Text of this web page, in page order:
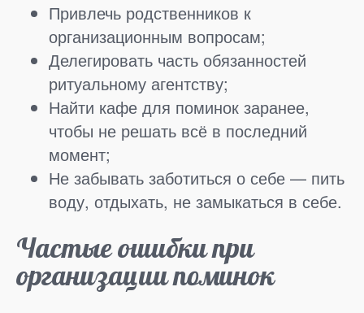
Привлечь родственников к
организационным вопросам;
Делегировать часть обязанностей
ритуальному агентству;
Найти кафе для поминок заранее,
чтобы не решать всё в последний
момент;
Не забывать заботиться о себе — пить
воду, отдыхать, не замыкаться в себе.
Частые ошибки при
организации поминок